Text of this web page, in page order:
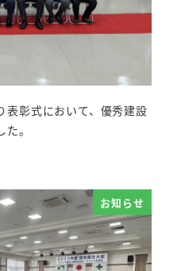
表彰式において、優秀建設
。
お知らせ